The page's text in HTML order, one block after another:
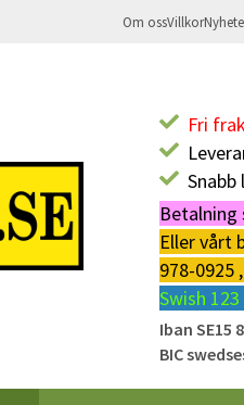
Om ossVillkor
Fri
Snabb
Betalning
Eller vårt
978-0925
Swish
Iban SE15
BIC